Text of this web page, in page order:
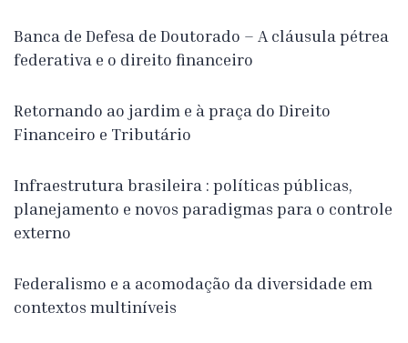
Banca de Defesa de Doutorado – A cláusula pétrea
federativa e o direito financeiro
Retornando ao jardim e à praça do Direito
Financeiro e Tributário
Infraestrutura brasileira : políticas públicas,
planejamento e novos paradigmas para o controle
externo
Federalismo e a acomodação da diversidade em
contextos multiníveis